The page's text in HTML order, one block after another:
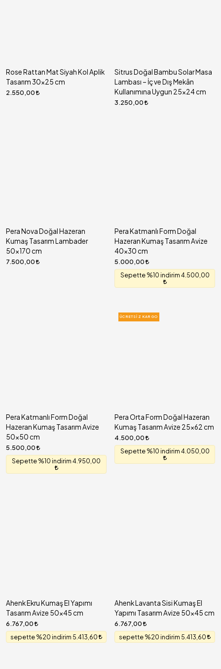
Rose Rattan Mat Siyah Kol Aplik
Tasarım 30x25 cm
2.550,00
Sitrus Doğal Bambu Solar Masa
Lambası – İç ve Dış Mekân
Kullanımına Uygun 25x24 cm
3.250,00
Pera Nova Doğal Hazeran
Kumaş Tasarım Lambader
50x170 cm
7.500,00
Pera Katmanlı Form Doğal
Hazeran Kumaş Tasarım Avize
40x30 cm
5.000,00
Sepette %10 indirim 4.500,00
Pera Katmanlı Form Doğal
Hazeran Kumaş Tasarım Avize
50x50 cm
5.500,00
Sepette %10 indirim 4.950,00
ÜCRETSIZ KARGO
Pera Orta Form Doğal Hazeran
Kumaş Tasarım Avize 25x62 cm
4.500,00
Sepette %10 indirim 4.050,00
Ahenk Ekru Kumaş El Yapımı
Tasarım Avize 50x45 cm
6.767,00
sepette %20 indirim 5.413,60
Ahenk Lavanta Sisi Kumaş El
Yapımı Tasarım Avize 50x45 cm
6.767,00
sepette %20 indirim 5.413,60